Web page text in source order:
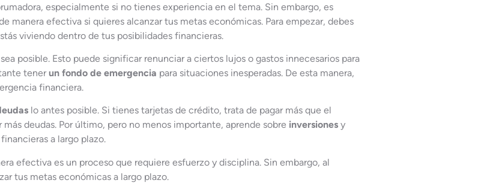
especialmente si no tienes experiencia en el tema. Sin embargo, es
manera efectiva si quieres alcanzar tus metas económicas. Para empezar, debes
viviendo dentro de tus posibilidades financieras.
posible. Esto puede significar renunciar a ciertos lujos o gastos innecesarios para
tenerun fondo de emergencia para situaciones inesperadas. De esta manera,
financiera.
lo antes posible. Si tienes tarjetas de crédito, trata de pagar más que el
deudas. Por último, pero no menos importante, aprende sobre inversiones y
a largo plazo.
efectiva es un proceso que requiere esfuerzo y disciplina. Sin embargo, al
tus metas económicas a largo plazo.